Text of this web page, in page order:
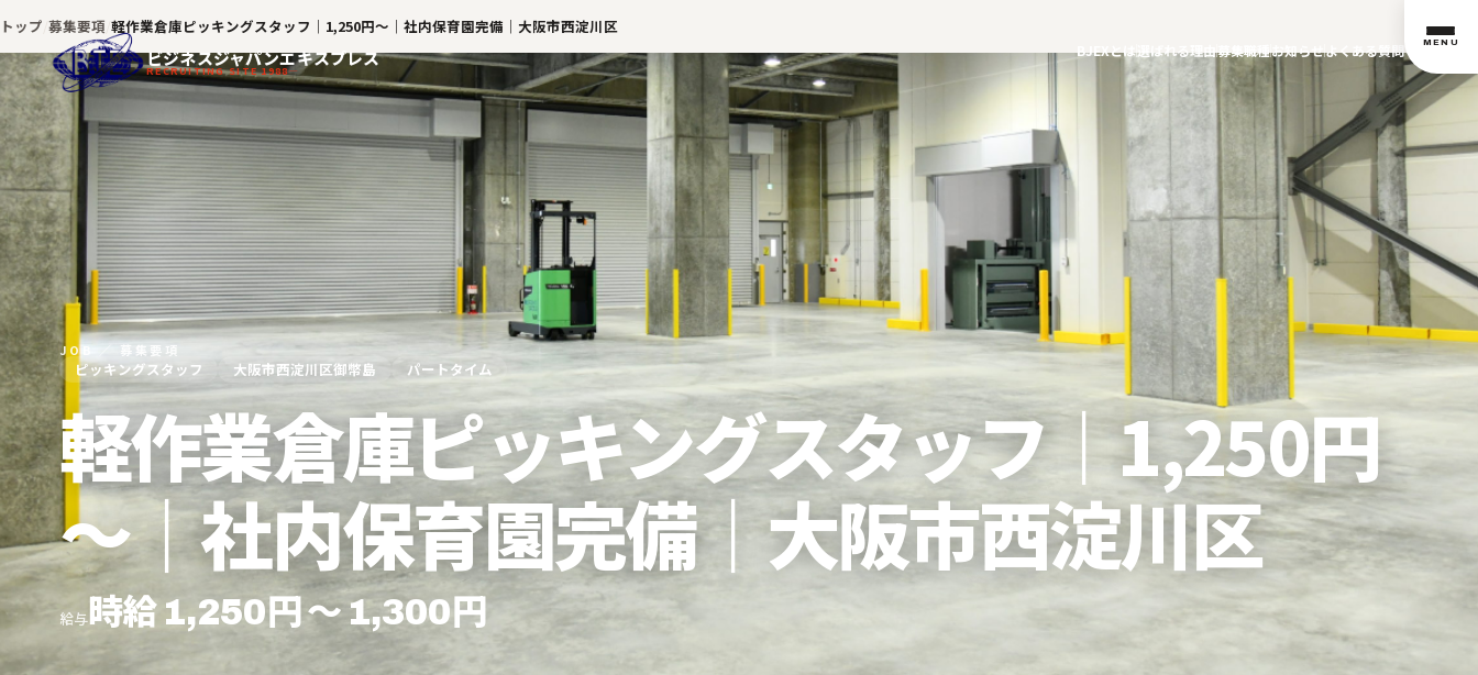
ビジネスジャパンエキスプレス
RECRUITING SITE 1988—
BJEXとは選ばれる理由募集職種お知らせよくある質問 MENU
トップ 募集要項 軽作業倉庫ピッキングスタッフ｜1,250円～｜社内保育園完備｜大阪市西淀川区
JOB ／ 募集要項
ピッキングスタッフ 大阪市西淀川区御幣島 パートタイム
軽作業倉庫ピッキングスタッフ｜1,250円
～｜社内保育園完備｜大阪市西淀川区
給与時給 1,250円 ～ 1,300円